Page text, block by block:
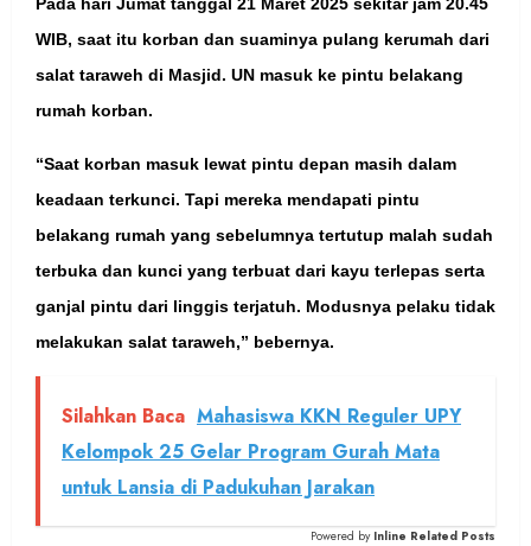
WIB, saat itu korban dan suaminya pulang kerumah dari
salat taraweh di Masjid. UN masuk ke pintu belakang
rumah korban.
“Saat korban masuk lewat pintu depan masih dalam
keadaan terkunci. Tapi mereka mendapati pintu
belakang rumah yang sebelumnya tertutup malah sudah
terbuka dan kunci yang terbuat dari kayu terlepas serta
ganjal pintu dari linggis terjatuh. Modusnya pelaku tidak
melakukan salat taraweh,” bebernya.
Silahkan Baca Mahasiswa KKN Reguler UPY
Kelompok 25 Gelar Program Gurah Mata
untuk Lansia di Padukuhan Jarakan
Powered by Inline Related Posts